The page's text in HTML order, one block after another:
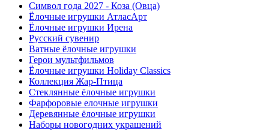
Символ года 2027 - Коза (Овца)
Ёлочные игрушки АтласАрт
Ёлочные игрушки Ирена
Русский сувенир
Ватные ёлочные игрушки
Герои мультфильмов
Ёлочные игрушки Holiday Classics
Коллекция Жар-Птица
Стеклянные ёлочные игрушки
Фарфоровые елочные игрушки
Деревянные ёлочные игрушки
Наборы новогодних украшений